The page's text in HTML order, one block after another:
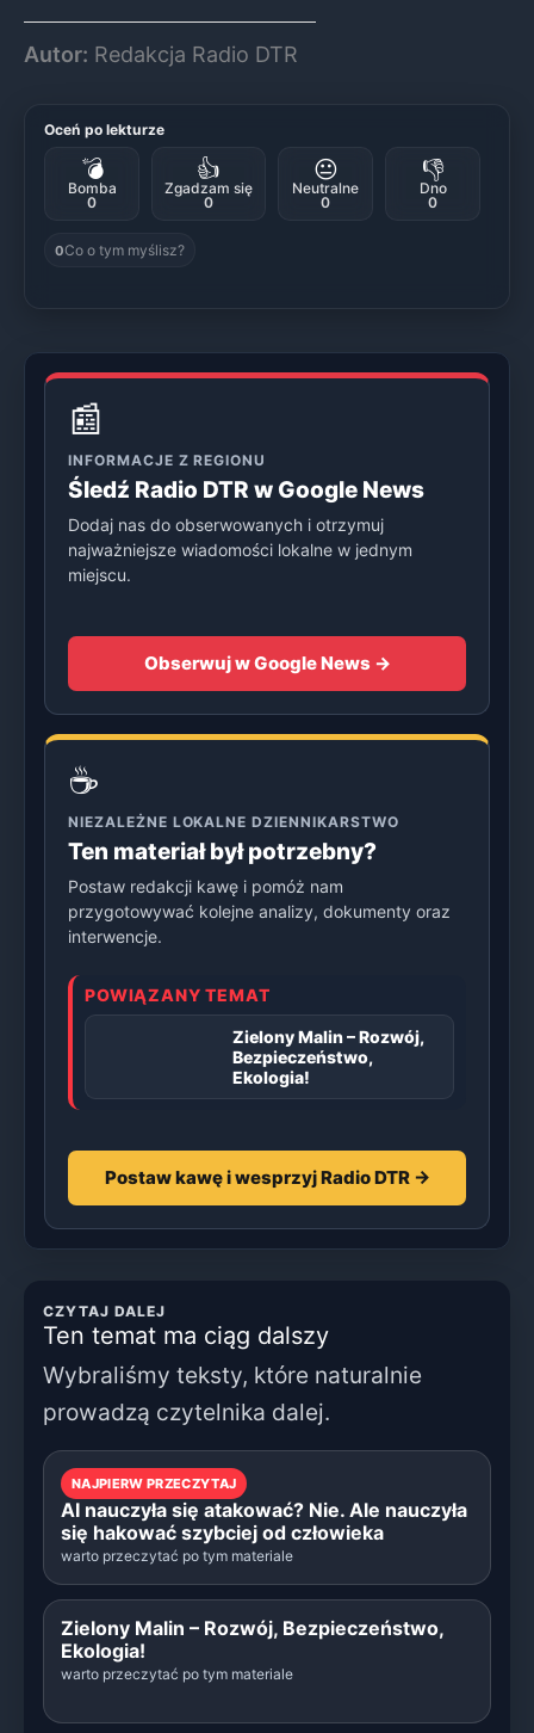
Autor: Redakcja Radio DTR
Oceń po lekturze
💣
Bomba
0
👍
Zgadzam się
0
😐
Neutralne
0
👎
Dno
0
0Co o tym myślisz?
📰
INFORMACJE Z REGIONU
Śledź Radio DTR w Google News
Dodaj nas do obserwowanych i otrzymuj
najważniejsze wiadomości lokalne w jednym
miejscu.
Obserwuj w Google News →
☕
NIEZALEŻNE LOKALNE DZIENNIKARSTWO
Ten materiał był potrzebny?
Postaw redakcji kawę i pomóż nam
przygotowywać kolejne analizy, dokumenty oraz
interwencje.
POWIĄZANY TEMAT
Zielony Malin – Rozwój,
Bezpieczeństwo,
Ekologia!
Postaw kawę i wesprzyj Radio DTR →
CZYTAJ DALEJ
Ten temat ma ciąg dalszy
Wybraliśmy teksty, które naturalnie
prowadzą czytelnika dalej.
NAJPIERW PRZECZYTAJ
AI nauczyła się atakować? Nie. Ale nauczyła
się hakować szybciej od człowieka
warto przeczytać po tym materiale
Zielony Malin – Rozwój, Bezpieczeństwo,
Ekologia!
warto przeczytać po tym materiale